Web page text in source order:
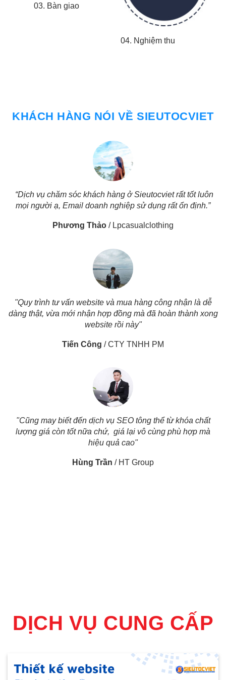
03. Bàn giao
04. Nghiệm thu
KHÁCH HÀNG NÓI VỀ SIEUTOCVIET
“Dịch vụ chăm sóc khách hàng ở Sieutocviet rất tốt luôn
mọi người ạ, Email doanh nghiệp sử dụng rất ổn định.”
Phương Thảo / Lpcasualclothing
"Quy trình tư vấn website và mua hàng công nhận là dễ
dàng thật, vừa mới nhận hợp đồng mà đã hoàn thành xong
website rồi này"
Tiến Công /CTY TNHH PM
"Cũng may biết đến dịch vụ SEO tông thể từ khóa chất
lượng giá còn tốt nữa chứ, giá lại vô cùng phù hợp mà
hiệu quả cao"
Hùng Trần / HT Group
DỊCH VỤ CUNG CẤP